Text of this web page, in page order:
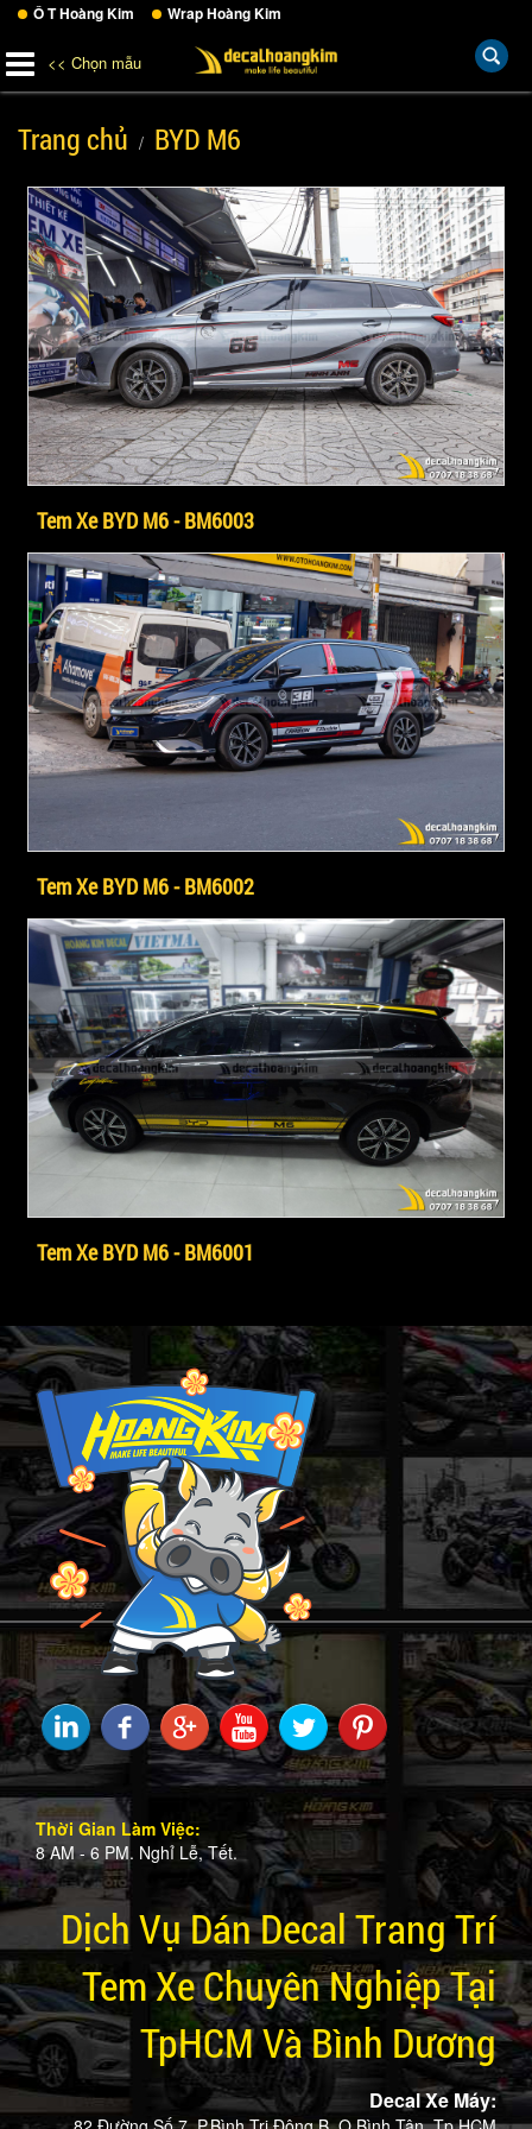
Ô T Hoàng Kim Wrap Hoàng Kim
<< Chọn mẫu
Trang chủ BYD M6
Tem Xe BYD M6 - BM6003
Tem Xe BYD M6 - BM6002
Tem Xe BYD M6 - BM6001
Thời Gian Làm Việc:
8 AM - 6 PM. Nghỉ Lễ, Tết.
Dịch Vụ Dán Decal Trang Trí
Tem Xe Chuyên Nghiệp Tại
TpHCM Và Bình Dương
Decal Xe Máy: